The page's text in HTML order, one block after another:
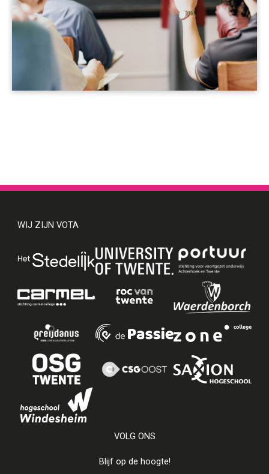
WIJ ZIJN VOTA
VOLG ONS
Blijf op de hoogte!